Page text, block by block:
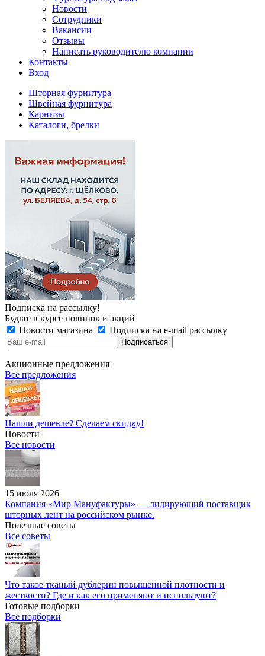
Новости
Сотрудники
Вакансии
Отзывы
Написать руководителю компании
Контакты
Вход
Шторная фурнитура
Швейная фурнитура
Карнизы
Каталоги, брелки
Подписка на рассылку!
Будьте в курсе новинок и акций
Новости магазина
Подписка на e-mail рассылку
Акционные предложения
Все предложения
Нашли дешевле? Сделаем скидку!
Новости
Все новости
15 июля 2026
Компания «Мир Мануфактуры» — лидирующий поставщик
шторных лент на российском рынке.
Полезные советы
Все советы
Что такое тканый дублерин повышенной плотности и
жесткости? Где и как его применяют и используют?
Готовые подборки
Все подборки